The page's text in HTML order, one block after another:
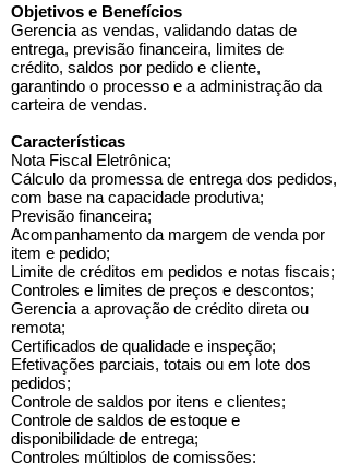
Objetivos e Benefícios
Gerencia as vendas, validando datas de
entrega, previsão financeira, limites de
crédito, saldos por pedido e cliente,
garantindo o processo e a administração da
carteira de vendas.
Características
Nota Fiscal Eletrônica;
Cálculo da promessa de entrega dos pedidos,
com base na capacidade produtiva;
Previsão financeira;
Acompanhamento da margem de venda por
item e pedido;
Limite de créditos em pedidos e notas fiscais;
Controles e limites de preços e descontos;
Gerencia a aprovação de crédito direta ou
remota;
Certificados de qualidade e inspeção;
Efetivações parciais, totais ou em lote dos
pedidos;
Controle de saldos por itens e clientes;
Controle de saldos de estoque e
disponibilidade de entrega;
Controles múltiplos de comissões;